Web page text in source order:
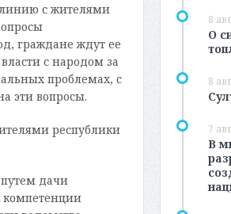
с жителями
граждане ждут ее
с народом за
проблемах, с
эти вопросы.
республики
дачи
компетенции
8
О
8
7
В